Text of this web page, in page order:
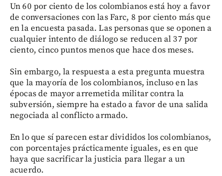
Un 60 por ciento de los colombianos está hoy a favor
de conversaciones con las Farc, 8 por ciento más que
en la encuesta pasada. Las personas que se oponen a
cualquier intento de diálogo se reducen al 37 por
ciento, cinco puntos menos que hace dos meses.
Sin embargo, la respuesta a esta pregunta muestra
que la mayoría de los colombianos, incluso en las
épocas de mayor arremetida militar contra la
subversión, siempre ha estado a favor de una salida
negociada al conflicto armado.
En lo que sí parecen estar divididos los colombianos,
con porcentajes prácticamente iguales, es en que
haya que sacrificar la justicia para llegar a un
acuerdo.